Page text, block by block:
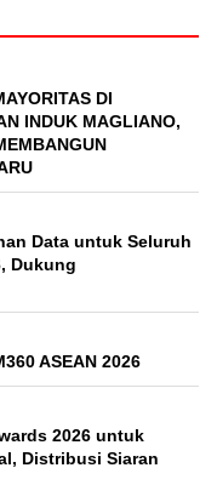
DI
INDUK MAGLIANO,
Data untuk Seluruh
Dukung
ASEAN 2026
2026 untuk
Distribusi Siaran